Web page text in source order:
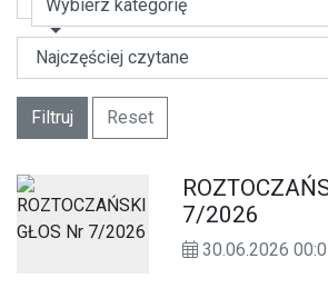
Wybierz kategorię
Filtruj Reset
7/2026
30.06.2026